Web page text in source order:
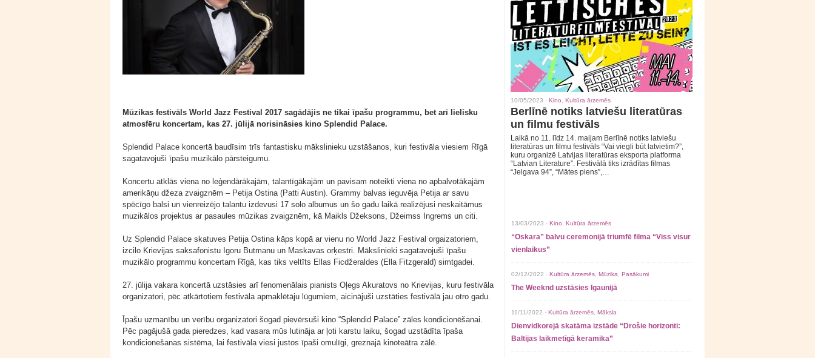
Mūzikas festivāls World Jazz Festival 2017 sagādājis ne tikai īpašu programmu, bet arī lielisku
atmosfēru koncertam, kas 27. jūlijā norisināsies kino Splendid Palace.
Splendid Palace koncertā baudīsim trīs fantastisku mākslinieku uzstāšanos, kuri festivāla viesiem Rīgā
sagatavojuši īpašu muzikālo pārsteigumu.
Koncertu atklās viena no leģendārākajām, talantīgākajām un pavisam noteikti viena no apbalvotākajām
amerikāņu džeza zvaigznēm – Petija Ostina (Patti Austin). Grammy balvas ieguvēja Petija ar savu
spēcīgo balsi un vienreizējo talantu izdevusi 17 solo albumus un šo gadu laikā realizējusi neskaitāmus
muzikālos projektus ar pasaules mūzikas zvaigznēm, kā Maikls Džeksons, Džeimss Ingrems un citi.
Uz Splendid Palace skatuves Petija Ostina kāps kopā ar vienu no World Jazz Festival orgaizatoriem,
izcilo Krievijas saksafonistu Igoru Butmanu un Maskavas orķestri. Mākslinieki sagatavojuši īpašu
muzikālo programmu koncertam Rīgā, kas tiks veltīts Ellas Ficdžeraldes (Ella Fitzgerald) simtgadei.
27. jūlija vakara koncertā uzstāsies arī fenomenālais pianists Oļegs Akuratovs no Krievijas, kuru festivāla
organizatori, pēc atkārtotiem festivāla apmaklētāju lūgumiem, aicinājuši uzstāties festivālā jau otro gadu.
Īpašu uzmanību un verību organizatori šogad pievērsuši kino “Splendid Palace” zāles kondicionēšanai.
Pēc pagājušā gada pieredzes, kad vasara mūs lutināja ar ļoti karstu laiku, šogad uzstādīta īpaša
kondicionešanas sistēma, lai festivāla viesi justos īpaši omulīgi, greznajā kinoteātra zālē.
10/05/2023 · Kino Kultūra ārzemēs
Berlīnē notiks latviešu literatūras
un filmu festivāls
Laikā no 11. līdz 14. maijam Berlīnē notiks latviešu
literatūras un filmu festivāls “Vai viegli būt latvietim?”,
kuru organizē Latvijas literatūras eksporta platforma
“Latvian Literature”. Festivālā tiks izrādītas filmas
“Jelgava 94”, “Mātes piens”,…
13/03/2023 · Kino Kultūra ārzemēs
“Oskara” balvu ceremonijā triumfē filma “Viss visur
vienlaikus”
02/12/2022 · Kultūra ārzemēs Mūzika Pasākumi
The Weeknd uzstāsies Igaunijā
11/11/2022 · Kultūra ārzemēs Māksla
Dienvidkorejā skatāma izstāde “Drošie horizonti:
Baltijas laikmetīgā keramika”